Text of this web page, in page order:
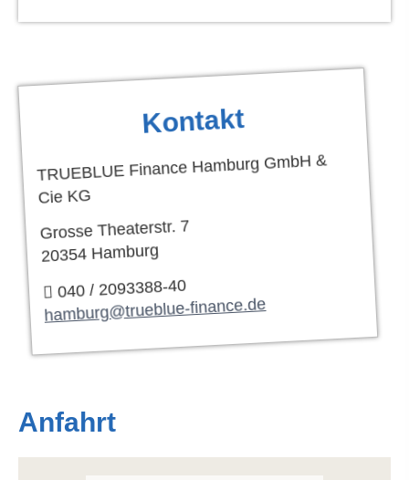
Kontakt
TRUEBLUE Finance Hamburg GmbH &
Cie KG
Grosse Theaterstr. 7
20354 Hamburg
040 / 2093388-40
hamburg@trueblue-finance.de
Anfahrt